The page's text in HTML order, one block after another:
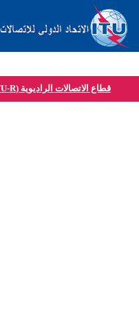
قطاع الاتصالات الراديوية (ITU-R)